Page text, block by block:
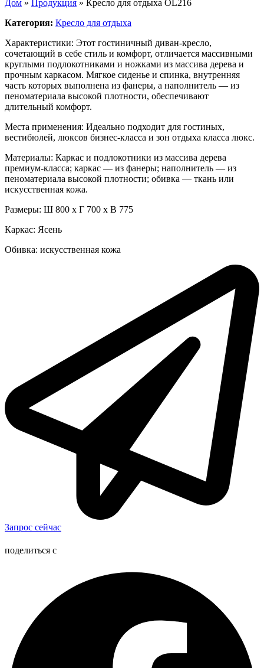
Дом » Продукция » Кресло для отдыха OL216
Категория: Кресло для отдыха
Характеристики: Этот гостиничный диван-кресло,
сочетающий в себе стиль и комфорт, отличается массивными
круглыми подлокотниками и ножками из массива дерева и
прочным каркасом. Мягкое сиденье и спинка, внутренняя
часть которых выполнена из фанеры, а наполнитель — из
пеноматериала высокой плотности, обеспечивают
длительный комфорт.
Места применения: Идеально подходит для гостиных,
вестибюлей, люксов бизнес-класса и зон отдыха класса люкс.
Материалы: Каркас и подлокотники из массива дерева
премиум-класса; каркас — из фанеры; наполнитель — из
пеноматериала высокой плотности; обивка — ткань или
искусственная кожа.
Размеры: Ш 800 х Г 700 х В 775
Каркас: Ясень
Обивка: искусственная кожа
Запрос сейчас
поделиться с